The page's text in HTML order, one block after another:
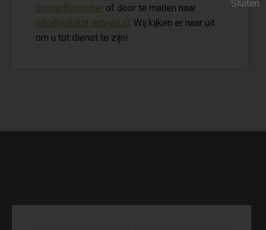
contactformulier of door te mailen naar
info@asbest-advies.nl. Wij kijken er naar uit
om u tot dienst te zijn!